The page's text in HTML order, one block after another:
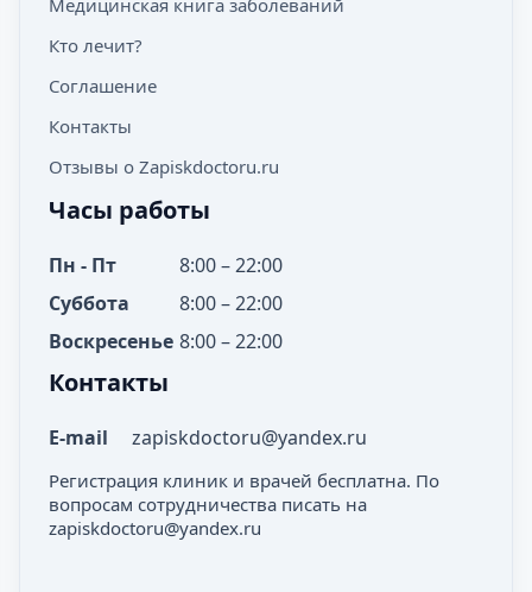
Медицинская книга заболеваний
Кто лечит?
Соглашение
Контакты
Отзывы о Zapiskdoctoru.ru
Часы работы
Пн - Пт
8:00 – 22:00
Суббота
8:00 – 22:00
Воскресенье 8:00 – 22:00
Контакты
E-mail zapiskdoctoru@yandex.ru
Регистрация клиник и врачей бесплатна. По
вопросам сотрудничества писать на
zapiskdoctoru@yandex.ru